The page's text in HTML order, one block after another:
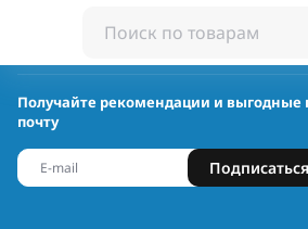
Получайте рекомендации и выгодные
почту
Подписаться